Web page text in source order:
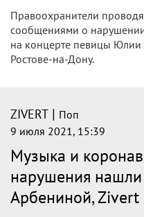
Правоохранители
сообщениями о
на концерте певицы
Ростове-на-Дону.
ZIVERT | Поп
9 июля 2021, 15:39
Музыка и
нарушения
Арбениной, Zivert